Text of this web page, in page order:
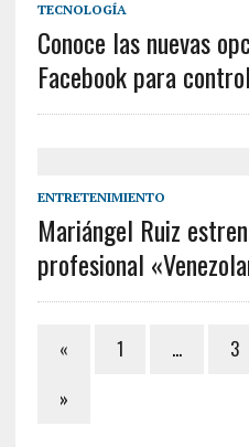
TECNOLOGÍA
Conoce las nuevas
Facebook para
ENTRETENIMIENTO
Mariángel Ruiz
profesional
« 1 … 3
»